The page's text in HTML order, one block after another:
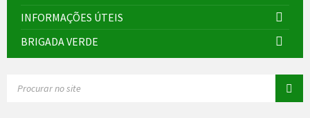
INFORMAÇÕES ÚTEIS
BRIGADA VERDE